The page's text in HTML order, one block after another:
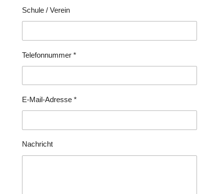
Schule / Verein
Telefonnummer *
E-Mail-Adresse *
Nachricht